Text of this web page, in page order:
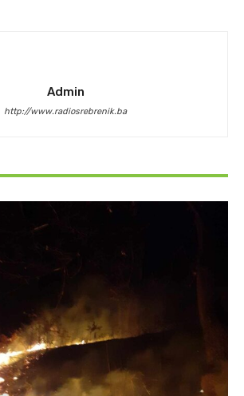
Admin
http://www.radiosrebrenik.ba